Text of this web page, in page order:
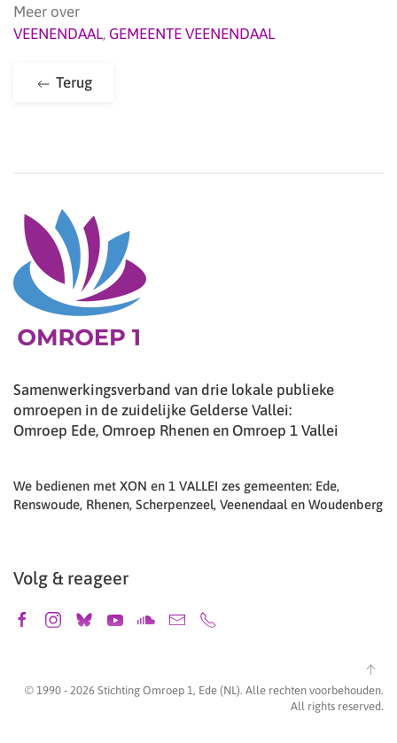
Meer over
VEENENDAAL, GEMEENTE VEENENDAAL
Terug
Samenwerkingsverband van drie lokale publieke
omroepen in de zuidelijke Gelderse Vallei:
Omroep Ede, Omroep Rhenen en Omroep 1 Vallei
We bedienen met XON en 1 VALLEI zes gemeenten: Ede,
Renswoude, Rhenen, Scherpenzeel, Veenendaal en Woudenberg
Volg & reageer
© 1990 - 2026 Stichting Omroep 1, Ede (NL). Alle rechten voorbehouden.
All rights reserved.